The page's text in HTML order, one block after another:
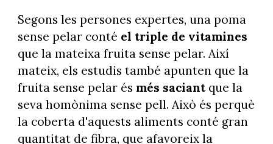
Segons les persones expertes, una poma
sense pelar conté el triple de vitamines
que la mateixa fruita sense pelar. Així
mateix, els estudis també apunten que la
fruita sense pelar és més saciant que la
seva homònima sense pell. Això és perquè
la coberta d'aquests aliments conté gran
quantitat de fibra, que afavoreix la